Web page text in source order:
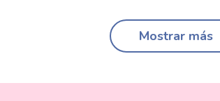
Mostrar más